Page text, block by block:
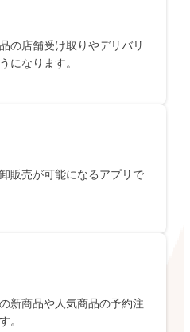
の店舗受け取りやデリバリ
になります。
販売が可能になるアプリで
新商品や人気商品の予約注
。